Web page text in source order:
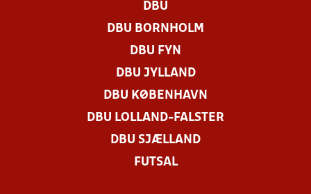
DBU
DBU BORNHOLM
DBU FYN
DBU JYLLAND
DBU KØBENHAVN
DBU LOLLAND-FALSTER
DBU SJÆLLAND
FUTSAL